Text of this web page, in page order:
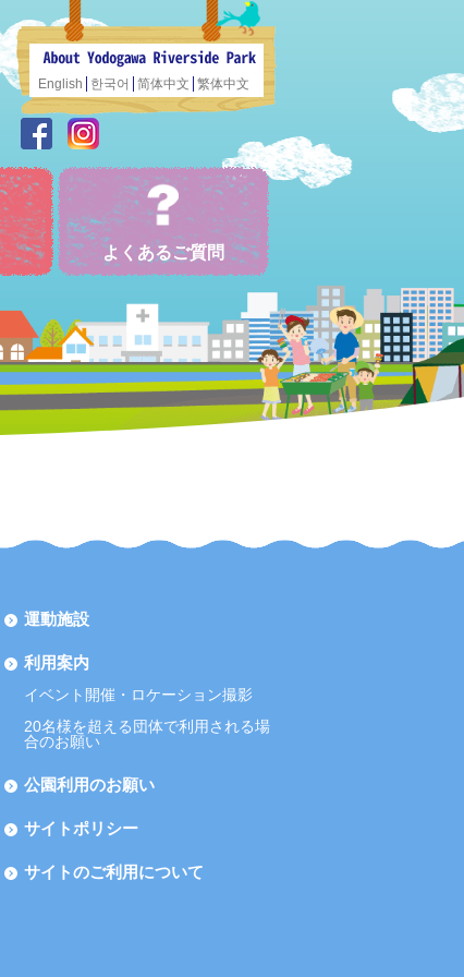
English 한국어 简体中文 繁体中文
よくあるご質問
運動施設
利用案内
イベント開催・ロケーション撮影
20名様を超える団体で利用される場
合のお願い
公園利用のお願い
サイトポリシー
サイトのご利用について